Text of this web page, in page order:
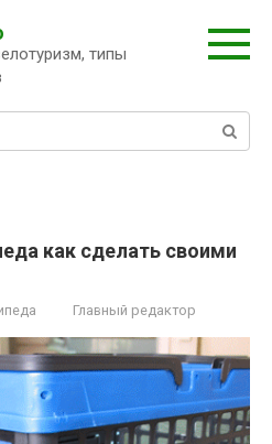
типы
как сделать своими
Главный редактор